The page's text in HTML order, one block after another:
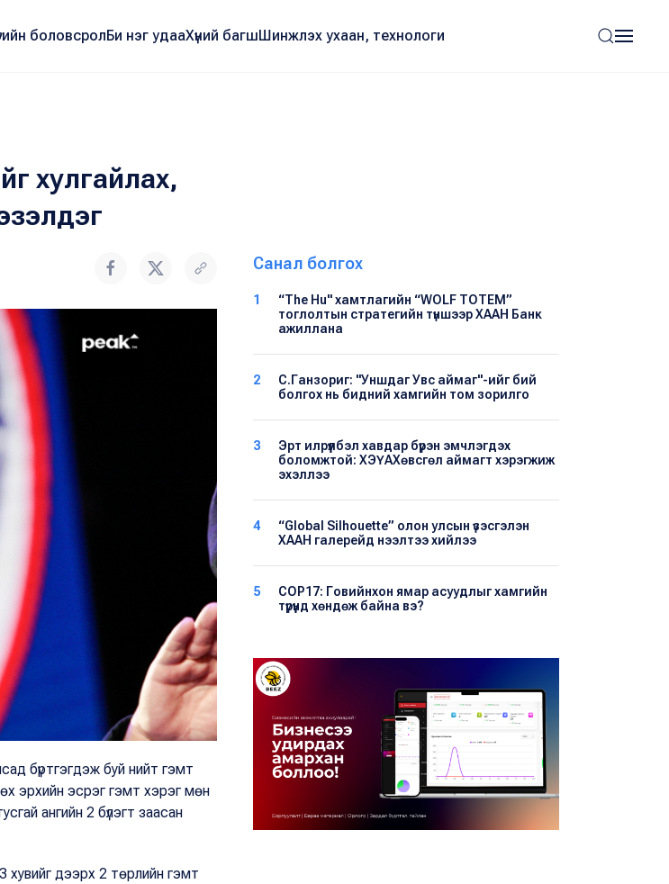
боловсролБи нэг удааХүний багшШинжлэх ухаан, технологи
хулгайлах,
бүртгэгдэж буй нийт гэмт
эрхийн эсрэг гэмт хэрэг мөн
ангийн 2 бүлэгт заасан
хувийг дээрх 2 төрлийн гэмт
Санал болгох
1
“The Hu" хамтлагийн “WOLF TOTEM”
тоглолтын стратегийн түншээр ХААН Банк
ажиллана
2
С.Ганзориг: "Уншдаг Увс аймаг"-ийг бий
болгох нь бидний хамгийн том зорилго
3
Эрт илрүүлбэл хавдар бүрэн эмчлэгдэх
боломжтой: ХЭҮА​Хөвсгөл аймагт хэрэгжиж
эхэллээ
4
“Global Silhouette” олон улсын үзэсгэлэн
ХААН галерейд нээлтээ хийлээ
5
COP17: Говийнхон ямар асуудлыг хамгийн
түрүүнд хөндөж байна вэ?